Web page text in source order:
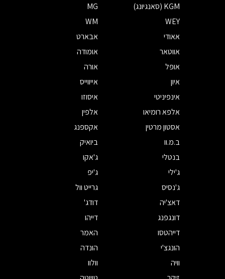
KGM (סאנגיונג)
MG
WEY
WM
אאודי
אבארט
אווטאר
אומודה
אופל
אורה
איון
אייווייס
אינפיניטי
איסוזו
אלפא רומיאו
אלפין
אסטון מרטין
אקספנג
ב.מ.וו
ביואיק
בנטלי
ג'אקו
ג'ילי
ג'יפ
ג'נסיס
גרייט וול
דאצ'יה
דודג'
דונגפנג
דייהו
דייהטסו
האמר
הונגצ'י
הונדה
וויה
וולוו